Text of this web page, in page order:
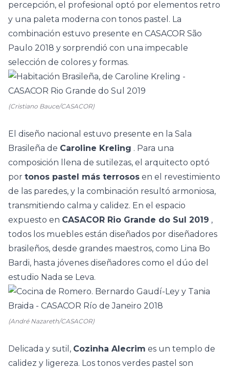
percepción, el profesional optó por elementos retro
y una paleta moderna con tonos pastel. La
combinación estuvo presente en CASACOR São
Paulo 2018 y sorprendió con una impecable
selección de colores y formas.
(Cristiano Bauce/CASACOR)
El diseño nacional estuvo presente en la Sala
Brasileña de Caroline Kreling . Para una
composición llena de sutilezas, el arquitecto optó
por tonos pastel más terrosos en el revestimiento
de las paredes, y la combinación resultó armoniosa,
transmitiendo calma y calidez. En el espacio
expuesto en CASACOR Rio Grande do Sul 2019 ,
todos los muebles están diseñados por diseñadores
brasileños, desde grandes maestros, como Lina Bo
Bardi, hasta jóvenes diseñadores como el dúo del
estudio Nada se Leva.
(André Nazareth/CASACOR)
Delicada y sutil, Cozinha Alecrim es un templo de
calidez y ligereza. Los tonos verdes pastel son